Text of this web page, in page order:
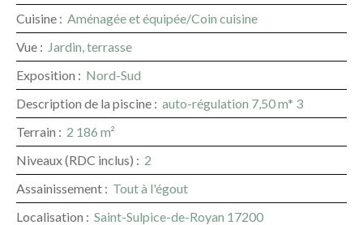
Cuisine : Aménagée et équipée/Coin cuisine
Vue : Jardin, terrasse
Exposition : Nord-Sud
Description de la piscine : auto-régulation 7,50 m* 3
Terrain : 2 186 m²
Niveaux (RDC inclus) : 2
Assainissement : Tout à l'égout
Localisation : Saint-Sulpice-de-Royan 17200